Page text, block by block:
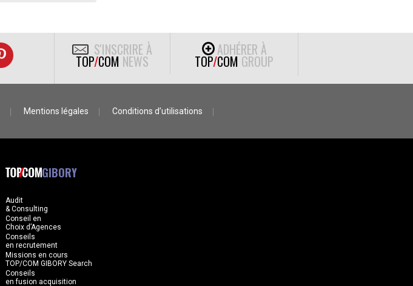
S'INSCRIRE À
TOP/COM NEWS
ADHÉRER À
TOP/COM GROUP
Mentions légales Conditions d’utilisations
GIBORY
Audit
& Consulting
Conseil en
Choix d’Agences
Conseils
en recrutement
Missions en cours
TOP/COM GIBORY Search
Conseils
en fusion acquisition